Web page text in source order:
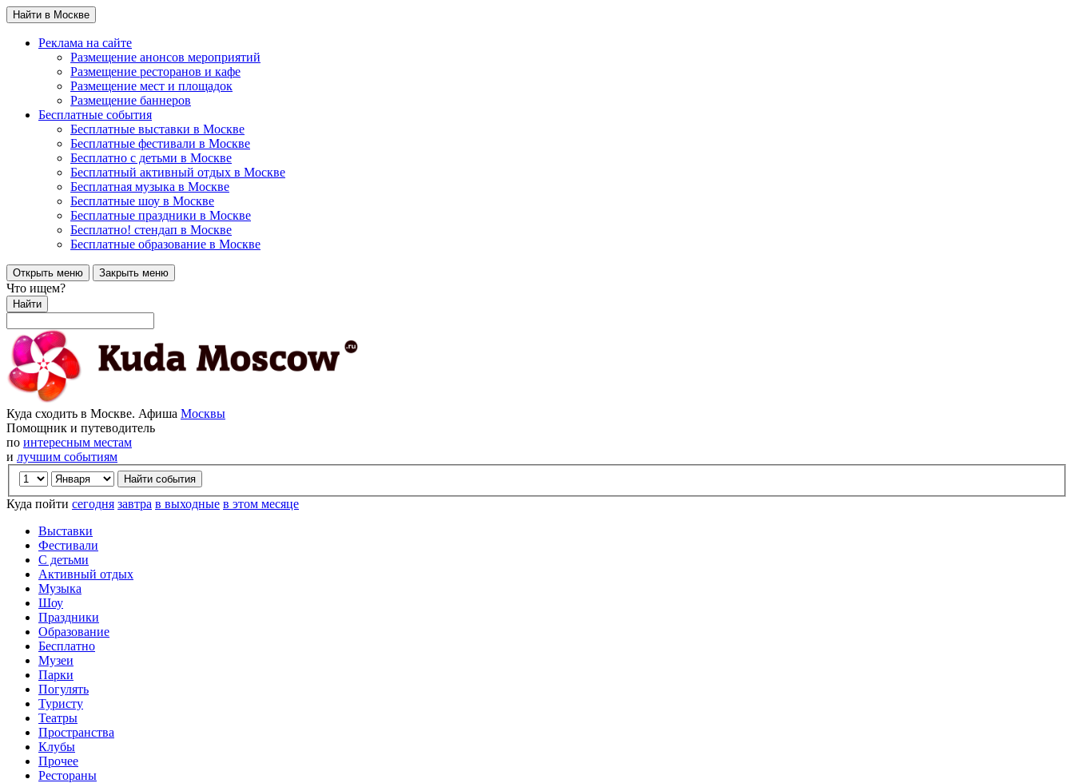
Найти в Москве
Реклама на сайте
Размещение анонсов мероприятий
Размещение ресторанов и кафе
Размещение мест и площадок
Размещение баннеров
Бесплатные события
Бесплатные выставки в Москве
Бесплатные фестивали в Москве
Бесплатно с детьми в Москве
Бесплатный активный отдых в Москве
Бесплатная музыка в Москве
Бесплатные шоу в Москве
Бесплатные праздники в Москве
Бесплатно! стендап в Москве
Бесплатные образование в Москве
Открыть меню Закрыть меню
Что ищем?
Найти
Куда сходить в Москве. Афиша Москвы
Помощник и путеводитель
по интересным местам
и лучшим событиям
Куда пойти сегодня завтра в выходные в этом месяце
Выставки
Фестивали
С детьми
Активный отдых
Музыка
Шоу
Праздники
Образование
Бесплатно
Музеи
Парки
Погулять
Туристу
Театры
Пространства
Клубы
Прочее
Рестораны